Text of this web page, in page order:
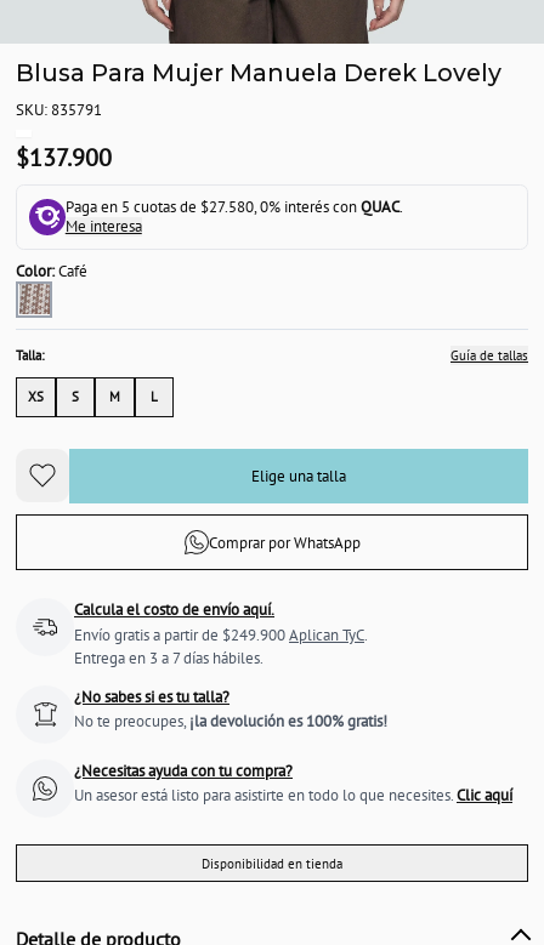
Blusa Para Mujer Manuela Derek Lovely
SKU: 835791
$137.900
Paga en 5 cuotas de $27.580, 0% interés conQUAC.
Me interesa
Color:Café
Talla: Guía de tallas
XS S M L
Elige una talla
Comprar por WhatsApp
Calcula el costo de envío aquí.
Envío gratis a partir de $249.900Aplican TyC.
Entrega en 3 a 7 días hábiles.
¿No sabes si es tu talla?
No te preocupes, ¡la devolución es 100% gratis!
¿Necesitas ayuda con tu compra?
Un asesor está listo para asistirte en todo lo que necesites.Clic aquí
Disponibilidad en tienda
Detalle de producto